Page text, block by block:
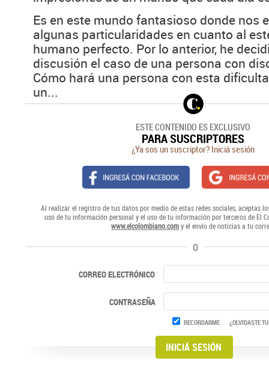
Es en este mundo fantasioso donde nos
algunas particularidades en cuanto al
humano perfecto. Por lo anterior, he
discusión el caso de una persona con
Cómo hará una persona con esta
un...
ESTE CONTENIDO ES EXCLUSIVO
PARA SUSCRIPTORES
¿Ya sos un suscriptor? Iniciá sesión
Al realizar el registro de tus datos por medio de estas redes sociales, aceptas
uso de tu información personal y el uso de tu información por terceros de El
www.elcolombiano.comy el envío de noticias a tu
O
CORREO ELECTRÓNICO
CONTRASEÑA
RECORDARME ¿OLVIDASTE TU